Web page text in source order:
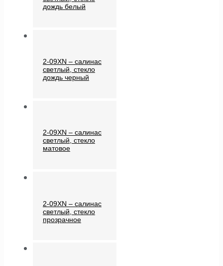
дождь белый
2-09XN – салинас
светлый, стекло
дождь черный
2-09XN – салинас
светлый, стекло
матовое
2-09XN – салинас
светлый, стекло
прозрачное